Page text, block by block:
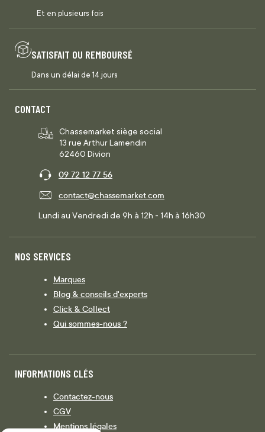
Et en plusieurs fois
SATISFAIT OU REMBOURSÉ
Dans un délai de 14 jours
CONTACT
Chassemarket siège social
13 rue Arthur Lamendin
62460 Divion
09 72 12 77 56
contact@chassemarket.com
Lundi au Vendredi de 9h à 12h - 14h à 16h30
NOS SERVICES
Marques
Blog & conseils d'experts
Click & Collect
Qui sommes-nous ?
INFORMATIONS CLÉS
Contactez-nous
CGV
Mentions légales